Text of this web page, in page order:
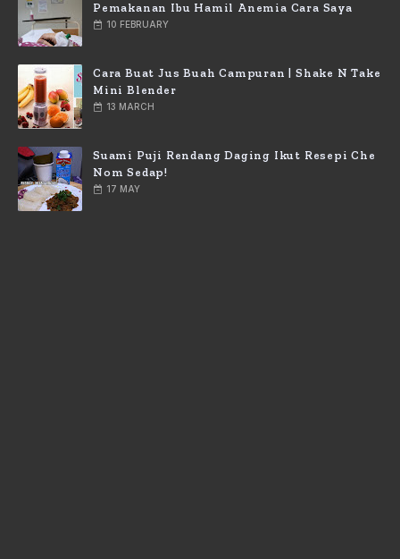
Pemakanan Ibu Hamil Anemia Cara Saya
10 FEBRUARY
Cara Buat Jus Buah Campuran | Shake N Take
Mini Blender
13 MARCH
Suami Puji Rendang Daging Ikut Resepi Che
Nom Sedap!
17 MAY